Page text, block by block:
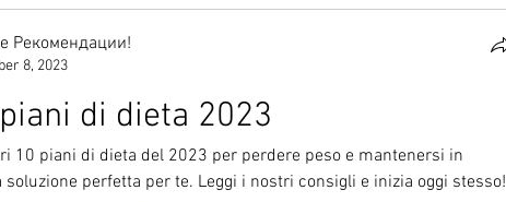
Рекомендации!
8, 2023
di dieta 2023
10 piani di dieta del 2023 per perdere peso e mantenersi in
soluzione perfetta per te. Leggi i nostri consigli e inizia oggi stesso!